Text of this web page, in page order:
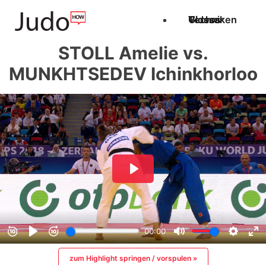
Techniken
Videos
Glossar
STOLL Amelie vs.
MUNKHTSEDEV Ichinkhorloo
zum Highlight springen / vorspulen »